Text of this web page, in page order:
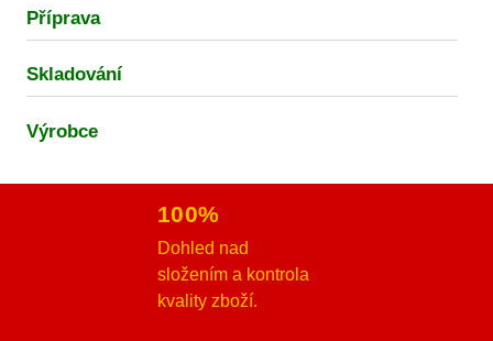
Příprava
Skladování
Výrobce
100%
Dohled nad
složením a kontrola
kvality zboží.